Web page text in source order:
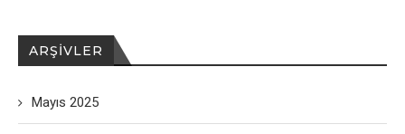
ARŞIVLER
Mayıs 2025